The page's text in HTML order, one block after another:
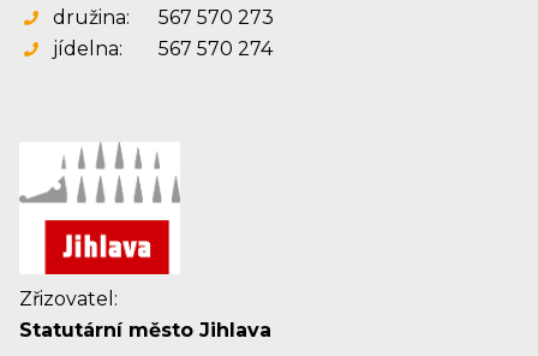
družina:
567 570 273
jídelna:
567 570 274
Zřizovatel:
Statutární město Jihlava